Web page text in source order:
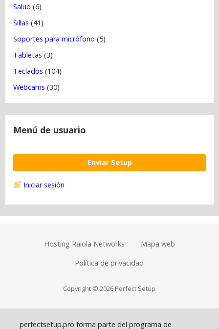
Salud (6)
Sillas (41)
Soportes para micrófono (5)
Tabletas (3)
Teclados (104)
Webcams (30)
Menú de usuario
Enviar Setup
Iniciar sesión
Hosting Raiola Networks Mapa web
Política de privacidad
Copyright © 2026 Perfect Setup
perfectsetup.pro forma parte del programa de